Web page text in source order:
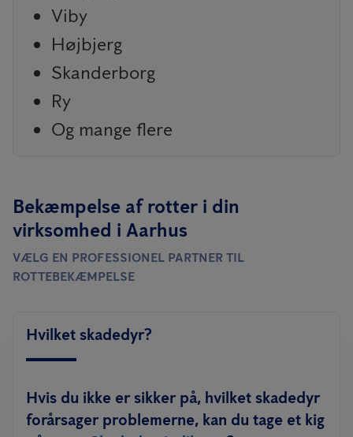
Viby
Højbjerg
Skanderborg
Ry
Og mange flere
Bekæmpelse af rotter i din
virksomhed i Aarhus
VÆLG EN PROFESSIONEL PARTNER TIL
ROTTEBEKÆMPELSE
Hvilket skadedyr?
Hvis du ikke er sikker på, hvilket skadedyr
forårsager problemerne, kan du tage et kig